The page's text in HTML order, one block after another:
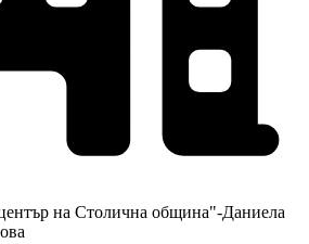
на Столична община"-Даниела